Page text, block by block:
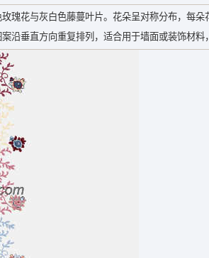
瑰花与灰白色藤蔓叶片。花朵呈对称分布，每
垂直方向重复排列，适合用于墙面或装饰材料